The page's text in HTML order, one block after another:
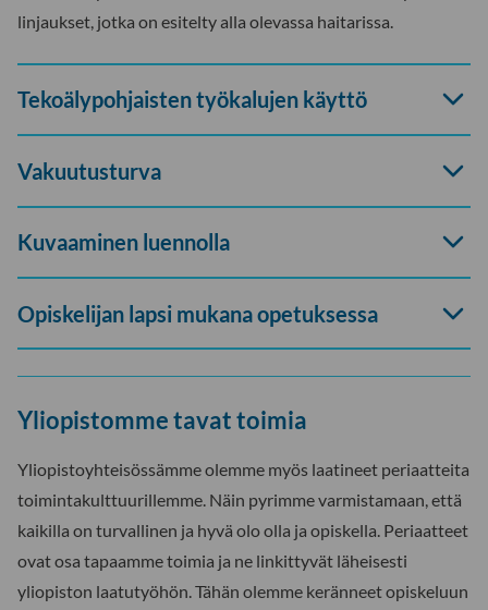
linjaukset, jotka on esitelty alla olevassa haitarissa.
Tekoälypohjaisten työkalujen käyttö
Avaa
Vakuutusturva
Avaa
Kuvaaminen luennolla
Avaa
Opiskelijan lapsi mukana opetuksessa
Avaa
Yliopistomme tavat toimia
Yliopistoyhteisössämme olemme myös laatineet periaatteita
toimintakulttuurillemme. Näin pyrimme varmistamaan, että
kaikilla on turvallinen ja hyvä olo olla ja opiskella. Periaatteet
ovat osa tapaamme toimia ja ne linkittyvät läheisesti
yliopiston laatutyöhön. Tähän olemme keränneet opiskeluun